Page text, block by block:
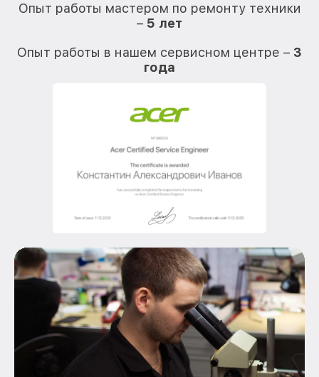
Опыт работы мастером по ремонту техники
– 5 лет
Опыт работы в нашем сервисном центре – 3
года